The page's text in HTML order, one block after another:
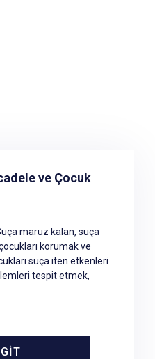
bünyesinde (5) Olay
Madde İmha Timi
ve Çocuk
maruz kalan, suça
korumak ve
suça iten etkenleri
tespit etmek,